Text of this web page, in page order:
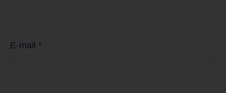
E-mail *